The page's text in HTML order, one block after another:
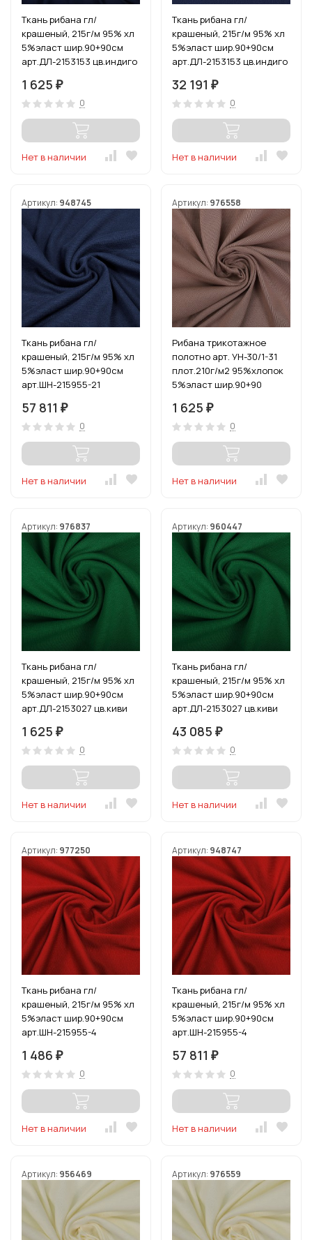
Ткань рибана гл/
крашеный, 215г/м 95% хл
5%эласт шир.90+90см
арт.ДЛ-2153153 цв.индиго
1 625 ₽
0
Нет в наличии
Ткань рибана гл/
крашеный, 215г/м 95% хл
5%эласт шир.90+90см
арт.ДЛ-2153153 цв.индиго
32 191 ₽
0
Нет в наличии
Артикул: 948745
Ткань рибана гл/
крашеный, 215г/м 95% хл
5%эласт шир.90+90см
арт.ШН-215955-21
57 811 ₽
0
Нет в наличии
Артикул: 976558
Рибана трикотажное
полотно арт. УН-30/1-31
плот.210г/м2 95%хлопок
5%эласт шир.90+90
(1кг-2,4м)
1 625 ₽
0
Нет в наличии
Артикул: 976837
Ткань рибана гл/
крашеный, 215г/м 95% хл
5%эласт шир.90+90см
арт.ДЛ-2153027 цв.киви
1 625 ₽
0
Нет в наличии
Артикул: 960447
Ткань рибана гл/
крашеный, 215г/м 95% хл
5%эласт шир.90+90см
арт.ДЛ-2153027 цв.киви
43 085 ₽
0
Нет в наличии
Артикул: 977250
Ткань рибана гл/
крашеный, 215г/м 95% хл
5%эласт шир.90+90см
арт.ШН-215955-4
1 486 ₽
0
Нет в наличии
Артикул: 948747
Ткань рибана гл/
крашеный, 215г/м 95% хл
5%эласт шир.90+90см
арт.ШН-215955-4
57 811 ₽
0
Нет в наличии
Артикул: 956469 Артикул: 976559